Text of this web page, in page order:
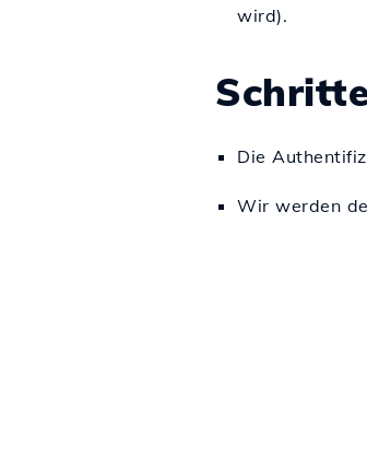
wird).
Die
Wir werden